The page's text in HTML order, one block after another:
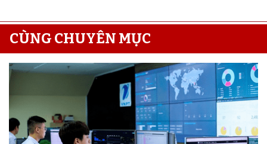
CÙNG CHUYÊN MỤC